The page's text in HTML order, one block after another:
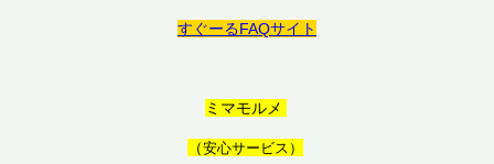
すぐーるFAQサイト
ミマモルメ
（安心サービス）